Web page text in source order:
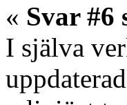
« Svar #6
I själva